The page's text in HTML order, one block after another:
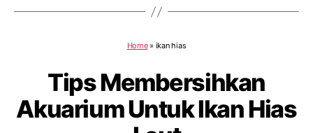
Home» ikan hias
Tips Membersihkan
Akuarium Untuk Ikan Hias